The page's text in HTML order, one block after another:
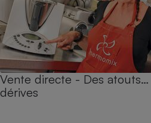
Vente directe - Des atouts…
dérives